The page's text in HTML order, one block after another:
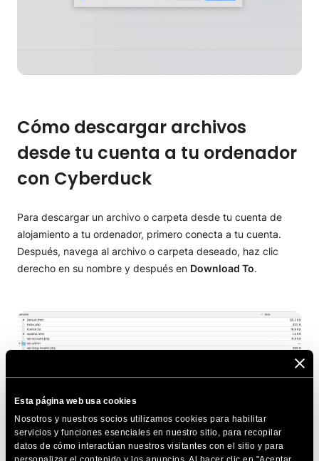
Esta página web usa cookies
Nosotros y nuestros socios utilizamos cookies para habilitar
servicios y funciones esenciales en nuestro sitio, para recopilar
datos de cómo interactúan nuestros visitantes con el sitio y para
Cómo descargar archivos
desde tu cuenta a tu ordenador
con Cyberduck
Para descargar un archivo o carpeta desde tu cuenta de
alojamiento a tu ordenador, primero conecta a tu cuenta.
Después, navega al archivo o carpeta deseado, haz clic
derecho en su nombre y después en Download To.